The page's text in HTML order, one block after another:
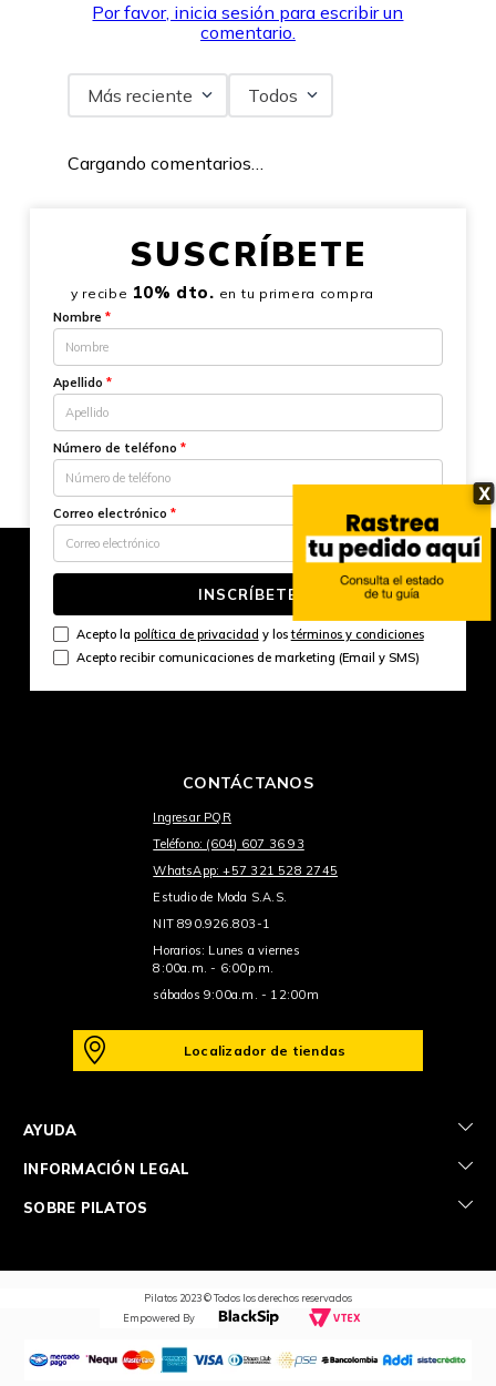
X
Por favor, inicia sesión para escribir un
comentario.
Más reciente Todos
Cargando comentarios…
SUSCRÍBETE
y recibe 10% dto. en tu primera compra
Nombre *
Apellido *
Número de teléfono *
Correo electrónico *
INSCRÍBETE
Acepto la política de privacidad y lostérminos y condiciones
Acepto recibir comunicaciones de marketing (Email y SMS)
CONTÁCTANOS
Ingresar PQR
Teléfono: (604) 607 36 93
WhatsApp: +57 321 528 2745
Estudio de Moda S.A.S.
NIT 890.926.803-1
Horarios: Lunes a viernes
8:00a.m. - 6:00p.m.
sábados 9:00a.m. - 12:00m
Localizador de tiendas
AYUDA +
INFORMACIÓN LEGAL +
SOBRE PILATOS +
Pilatos 2023 © Todos los derechos reservados
Empowered By